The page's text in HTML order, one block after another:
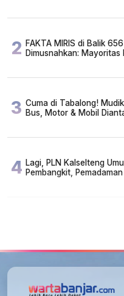
2 FAKTA MIRIS di Balik
Dimusnahkan: Mayoritas
3 Cuma di Tabalong!
Bus, Motor & Mobil
4 Lagi, PLN Kalselteng
Pembangkit,